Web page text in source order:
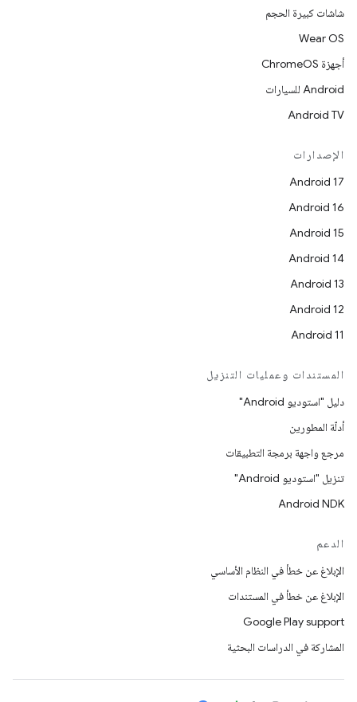
شاشات كبيرة الحجم
Wear OS
أجهزة ChromeOS
Android للسيارات
Android TV
الإصدارات
Android 17
Android 16
Android 15
Android 14
Android 13
Android 12
Android 11
المستندات وعمليات التنزيل
دليل "استوديو Android"
أدلّة المطورين
مرجع واجهة برمجة التطبيقات
تنزيل "استوديو Android"
Android NDK
الدعم
الإبلاغ عن خطأ في النظام الأساسي
الإبلاغ عن خطأ في المستندات
Google Play support
المشاركة في الدراسات البحثية